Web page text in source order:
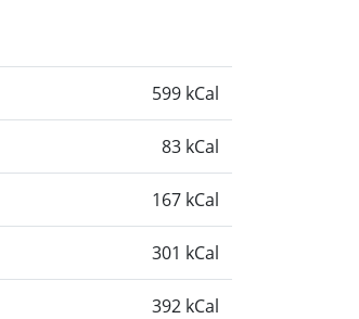
599 kCal
83 kCal
167 kCal
301 kCal
392 kCal